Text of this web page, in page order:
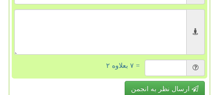
= ۷ بعلاوه ۲
ارسال نظر به انجمن